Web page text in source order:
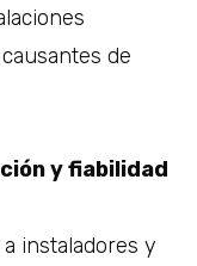
de
y fiabilidad
instaladores y